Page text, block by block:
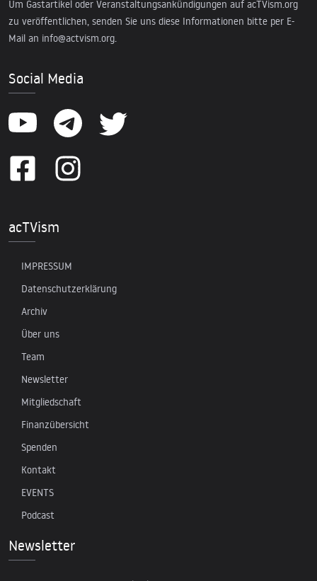
Um Gastartikel oder Veranstaltungsankündigungen auf acTVism.org
zu veröffentlichen, senden Sie uns diese Informationen bitte per E-
Mail an info@actvism.org.
Social Media
acTVism
IMPRESSUM
Datenschutzerklärung
Archiv
Über uns
Team
Newsletter
Mitgliedschaft
Finanzübersicht
Spenden
Kontakt
EVENTS
Podcast
Newsletter